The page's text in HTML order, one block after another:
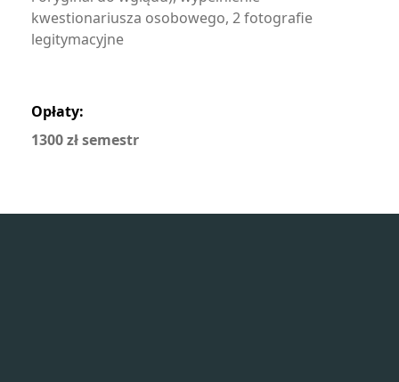
kwestionariusza osobowego, 2 fotografie
legitymacyjne
Opłaty:
1300 zł semestr